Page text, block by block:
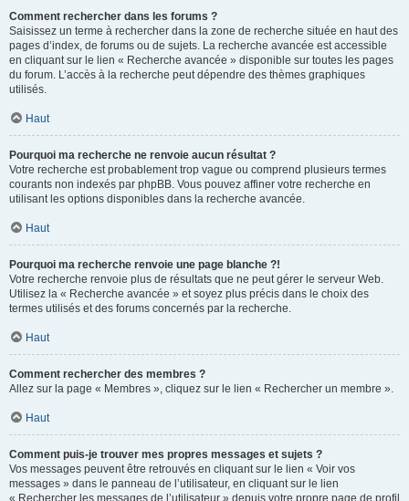
Comment rechercher dans les forums ?
Saisissez un terme à rechercher dans la zone de recherche située en haut des
pages d’index, de forums ou de sujets. La recherche avancée est accessible
en cliquant sur le lien « Recherche avancée » disponible sur toutes les pages
du forum. L’accès à la recherche peut dépendre des thèmes graphiques
utilisés.
Haut
Pourquoi ma recherche ne renvoie aucun résultat ?
Votre recherche est probablement trop vague ou comprend plusieurs termes
courants non indexés par phpBB. Vous pouvez affiner votre recherche en
utilisant les options disponibles dans la recherche avancée.
Haut
Pourquoi ma recherche renvoie une page blanche ?!
Votre recherche renvoie plus de résultats que ne peut gérer le serveur Web.
Utilisez la « Recherche avancée » et soyez plus précis dans le choix des
termes utilisés et des forums concernés par la recherche.
Haut
Comment rechercher des membres ?
Allez sur la page « Membres », cliquez sur le lien « Rechercher un membre ».
Haut
Comment puis-je trouver mes propres messages et sujets ?
Vos messages peuvent être retrouvés en cliquant sur le lien « Voir vos
messages » dans le panneau de l’utilisateur, en cliquant sur le lien
« Rechercher les messages de l’utilisateur » depuis votre propre page de profil